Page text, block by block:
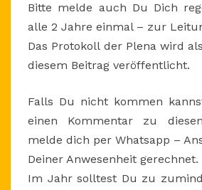
Bitte melde auch Du Dich
alle 2 Jahre einmal – zur
Das Protokoll der Plena wird
diesem Beitrag veröffentlicht.
Falls Du nicht kommen
einen Kommentar zu
melde dich per Whatsapp –
Deiner Anwesenheit gerechnet.
Im Jahr solltest Du zu